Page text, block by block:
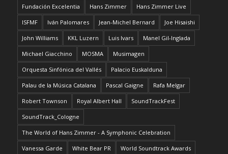
Fundación Excelentia Hans Zimmer Hans Zimmer Live
ISFMF Iván Palomares Jean-Michel Bernard Joe Hisaishi
John Williams KKL Luzern Luis Ivars Manel Gil-Inglada
Michael Giacchino MOSMA Musimagen
Orquesta Sinfónica del Vallés Palacio Euskalduna
Palau de la Música Catalana Pascal Gaigne Rafa Melgar
Robert Townson Royal Albert Hall SoundTrackFest
SoundTrack_Cologne
The World of Hans Zimmer - A Symphonic Celebration
Vanessa Garde White Bear PR World Soundtrack Awards